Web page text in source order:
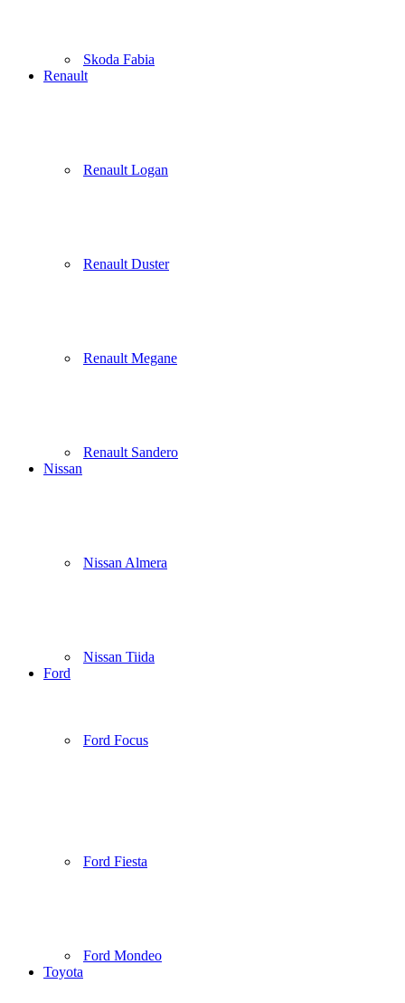
Skoda Fabia
Renault
Renault Logan
Renault Duster
Renault Megane
Renault Sandero
Nissan
Nissan Almera
Nissan Tiida
Ford
Ford Focus
Ford Fiesta
Ford Mondeo
Toyota